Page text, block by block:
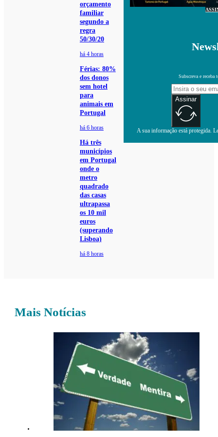
orçamento
familiar
segundo a
regra
50/30/20
há 4 horas
Férias: 80%
dos donos
sem hotel
para
animais em
Portugal
há 6 horas
Há três
municípios
em Portugal
onde o
metro
quadrado
das casas
ultrapassa
os 10 mil
euros
(superando
Lisboa)
há 8 horas
Subscreva e receba
Assinar
A sua informação está protegida.
Mais Notícias